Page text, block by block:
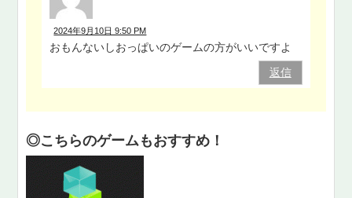
2024年9月10日 9:50 PM
おもんないしおっぱいのゲームの方がいいですよ
返信
◎こちらのゲームもおすすめ！